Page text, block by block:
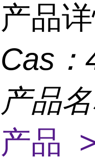
产品
Cas：
产品
产品